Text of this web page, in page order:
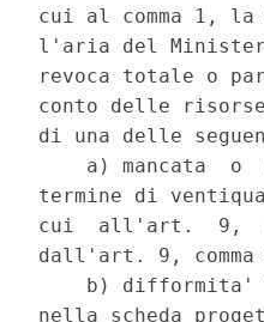
cui al comma 1,
l'aria del
revoca totale o
conto delle
di una delle
a) mancata  o
termine di
cui  all'art.  9,
dall'art. 9,
b) difformita'
nella scheda